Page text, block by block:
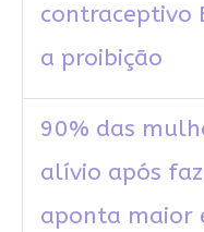
contraceptivo
a proibição
90% das
alívio após
aponta maior